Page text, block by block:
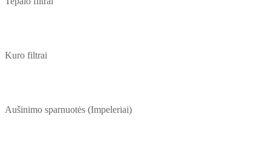
Kuro filtrai
Aušinimo sparnuotės (Impeleriai)